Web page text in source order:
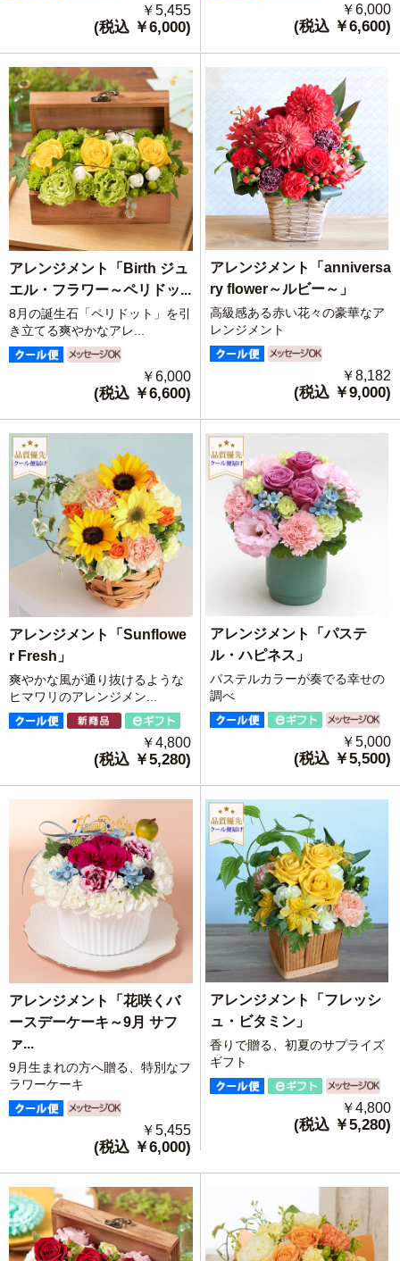
￥5,455
(税込 ￥6,000)
￥6,000
(税込 ￥6,600)
アレンジメント「Birth ジュ
エル・フラワー～ペリドッ...
8月の誕生石「ペリドット」を引
き立てる爽やかなアレ...
￥6,000
(税込 ￥6,600)
アレンジメント「anniversa
ry flower～ルビー～」
高級感ある赤い花々の豪華なア
レンジメント
￥8,182
(税込 ￥9,000)
アレンジメント「Sunflowe
r Fresh」
爽やかな風が通り抜けるような
ヒマワリのアレンジメン...
￥4,800
(税込 ￥5,280)
アレンジメント「パステ
ル・ハピネス」
パステルカラーが奏でる幸せの
調べ
￥5,000
(税込 ￥5,500)
アレンジメント「花咲くバ
ースデーケーキ～9月 サフ
ァ...
9月生まれの方へ贈る、特別なフ
ラワーケーキ
￥5,455
(税込 ￥6,000)
アレンジメント「フレッシ
ュ・ビタミン」
香りで贈る、初夏のサプライズ
ギフト
￥4,800
(税込 ￥5,280)